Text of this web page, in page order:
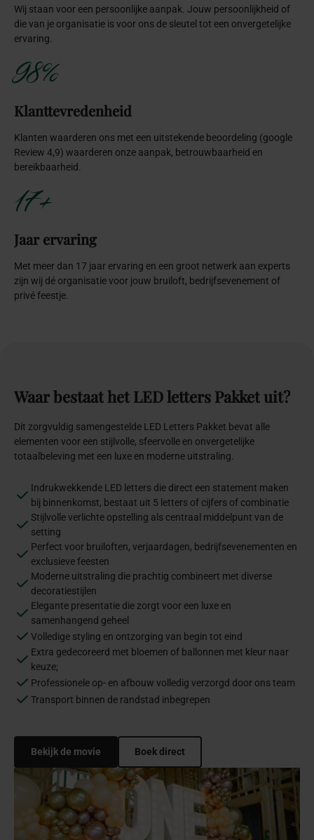
Wij staan voor een persoonlijke aanpak. Jouw persoonlijkheid of
die van je organisatie is voor ons de sleutel tot een onvergetelijke
ervaring.
98%
Klanttevredenheid
Klanten waarderen ons met een uitstekende beoordeling (google
Review 4,9) waarderen onze aanpak, betrouwbaarheid en
bereikbaarheid.
17+
Jaar ervaring
Met meer dan 17 jaar ervaring en een groot netwerk aan experts
zijn wij dé organisatie voor jouw bruiloft, bedrijfsevenement of
privé feestje.
Waarbestaathet LEDletters Pakketuit?
Dit zorgvuldig samengestelde LED Letters Pakket bevat alle
elementen voor een stijlvolle, sfeervolle en onvergetelijke
totaalbeleving met een luxe en moderne uitstraling.
Indrukwekkende LED letters die direct een statement maken
bij binnenkomst, bestaat uit 5 letters of cijfers of combinatie
Stijlvolle verlichte opstelling als centraal middelpunt van de
setting
Perfect voor bruiloften, verjaardagen, bedrijfsevenementen en
exclusieve feesten
Moderne uitstraling die prachtig combineert met diverse
decoratiestijlen
Elegante presentatie die zorgt voor een luxe en
samenhangend geheel
Volledige styling en ontzorging van begin tot eind
Extra gedecoreerd met bloemen of ballonnen met kleur naar
keuze;
Professionele op- en afbouw volledig verzorgd door ons team
Transport binnen de randstad inbegrepen
Bekijk de movie Boek direct